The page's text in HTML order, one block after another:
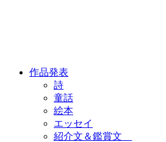
作品発表
詩
童話
絵本
エッセイ
紹介文＆鑑賞文